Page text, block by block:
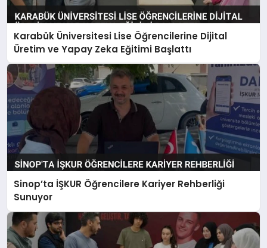
Karabük Üniversitesi Lise Öğrencilerine Dijital
Üretim ve Yapay Zeka Eğitimi Başlattı
Sinop’ta İŞKUR Öğrencilere Kariyer Rehberliği
Sunuyor